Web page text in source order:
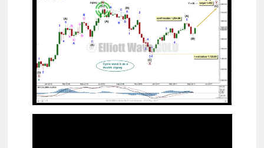
Сделано
в России